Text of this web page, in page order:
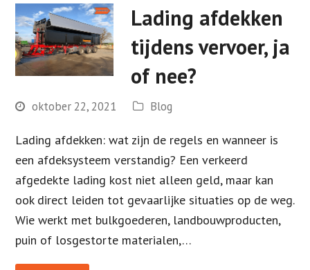
Lading afdekken
tijdens vervoer, ja
of nee?
oktober 22, 2021 Blog
Lading afdekken: wat zijn de regels en wanneer is
een afdeksysteem verstandig? Een verkeerd
afgedekte lading kost niet alleen geld, maar kan
ook direct leiden tot gevaarlijke situaties op de weg.
Wie werkt met bulkgoederen, landbouwproducten,
puin of losgestorte materialen,…